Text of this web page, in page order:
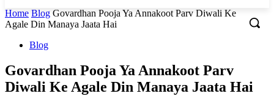
Home Blog Govardhan Pooja Ya Annakoot Parv Diwali Ke
Agale Din Manaya Jaata Hai
Blog
Govardhan Pooja Ya Annakoot Parv
Diwali Ke Agale Din Manaya Jaata Hai